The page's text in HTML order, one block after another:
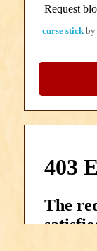
curse stick by